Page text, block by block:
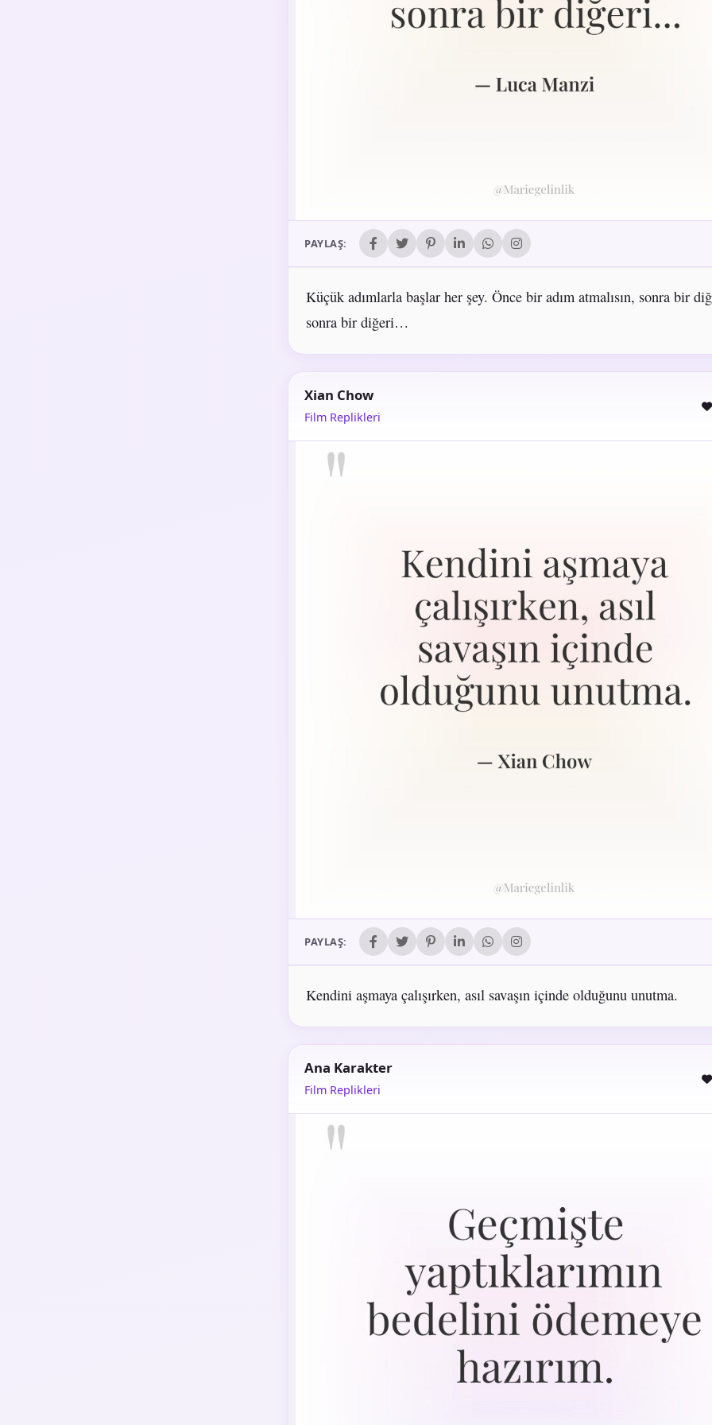
PAYLAŞ:
Küçük adımlarla başlar her şey. Önce bir adım atmalısın, sonra bir
sonra bir diğeri…
Xian Chow
Film Replikleri
PAYLAŞ:
Kendini aşmaya çalışırken, asıl savaşın içinde olduğunu unutma.
Ana Karakter
Film Replikleri